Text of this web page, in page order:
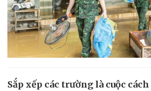
Sắp xếp các trường là cuộc